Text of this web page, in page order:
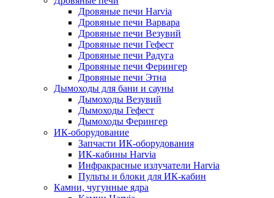
Дровяные печи Harvia
Дровяные печи Варвара
Дровяные печи Везувий
Дровяные печи Гефест
Дровяные печи Радуга
Дровяные печи Ферингер
Дровяные печи Этна
Дымоходы для бани и сауны
Дымоходы Везувий
Дымоходы Гефест
Дымоходы Ферингер
ИК-оборудование
Запчасти ИК-оборудования
ИК-кабины Harvia
Инфракрасные излучатели Harvia
Пульты и блоки для ИК-кабин
Камни, чугунные ядра